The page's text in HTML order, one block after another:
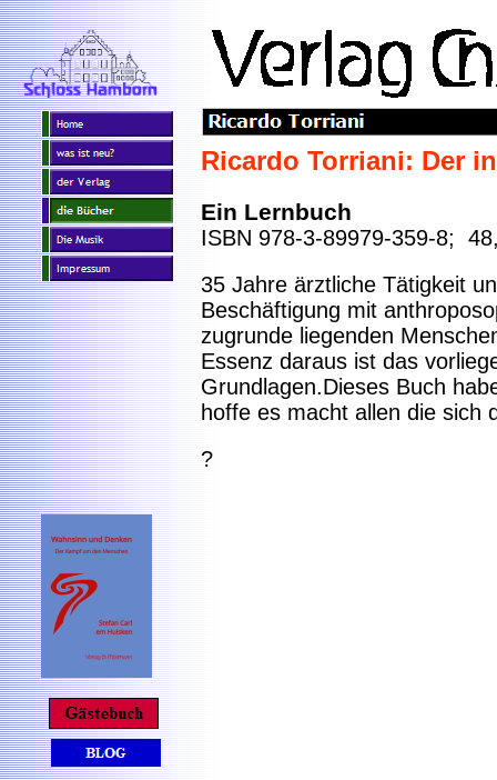
Ricardo Torriani: Der
Ein Lernbuch
ISBN 978-3-89979-359-8;
35 Jahre ärztliche Tätigkeit
Beschäftigung mit
zugrunde liegenden
Essenz daraus ist das
Grundlagen.Dieses Buch
hoffe es macht allen die sich
?